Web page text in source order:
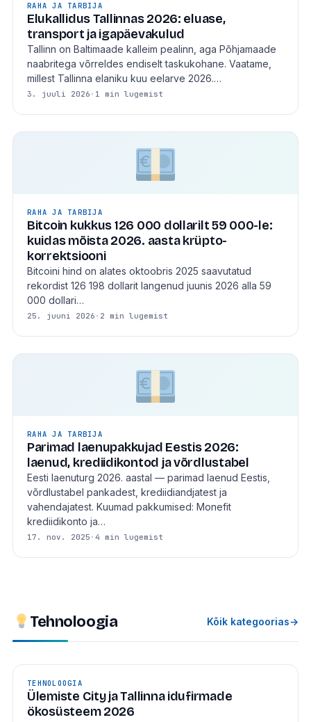
RAHA JA TARBIJA
Elukallidus Tallinnas 2026: eluase,
transport ja igapäevakulud
Tallinn on Baltimaade kalleim pealinn, aga Põhjamaade
naabritega võrreldes endiselt taskukohane. Vaatame,
millest Tallinna elaniku kuu eelarve 2026.…
3. juuli 2026 · 1 min lugemist
RAHA JA TARBIJA
Bitcoin kukkus 126 000 dollarilt 59 000-le:
kuidas mõista 2026. aasta krüpto-
korrektsiooni
Bitcoini hind on alates oktoobris 2025 saavutatud
rekordist 126 198 dollarit langenud juunis 2026 alla 59
000 dollari…
25. juuni 2026 · 2 min lugemist
RAHA JA TARBIJA
Parimad laenupakkujad Eestis 2026:
laenud, krediidikontod ja võrdlustabel
Eesti laenuturg 2026. aastal — parimad laenud Eestis,
võrdlustabel pankadest, krediidiandjatest ja
vahendajatest. Kuumad pakkumised: Monefit
krediidikonto ja…
17. nov. 2025 · 4 min lugemist
Tehnoloogia Kõik kategoorias→
TEHNOLOOGIA
Ülemiste City ja Tallinna idufirmade
ökosüsteem 2026